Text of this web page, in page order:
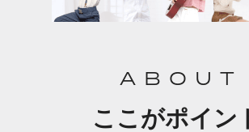
ABOUT
ここがポイン